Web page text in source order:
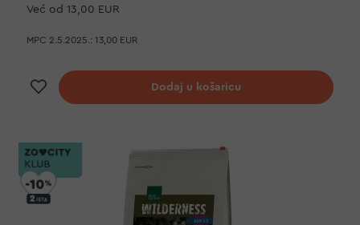
Već od 13,00 EUR
MPC 2.5.2025.: 13,00 EUR
Dodaj na listu želja
Dodaj u košaricu